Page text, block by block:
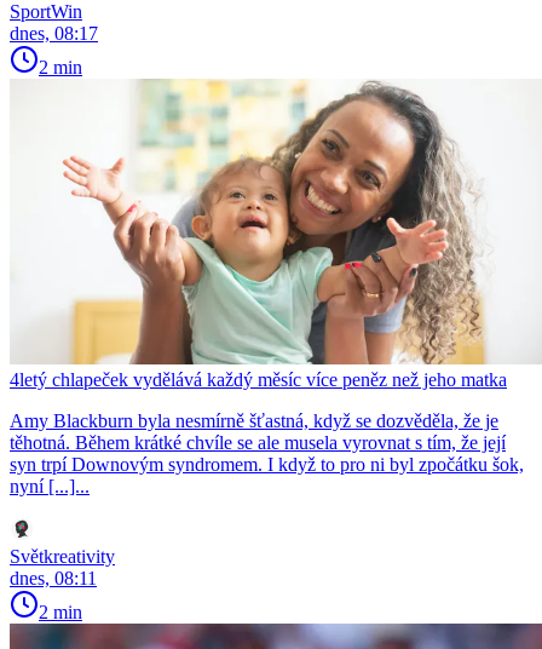
SportWin
dnes, 08:17
2 min
4letý chlapeček vydělává každý měsíc více peněz než jeho matka
Amy Blackburn byla nesmírně šťastná, když se dozvěděla, že je
těhotná. Během krátké chvíle se ale musela vyrovnat s tím, že její
syn trpí Downovým syndromem. I když to pro ni byl zpočátku šok,
nyní [...]...
Světkreativity
dnes, 08:11
2 min